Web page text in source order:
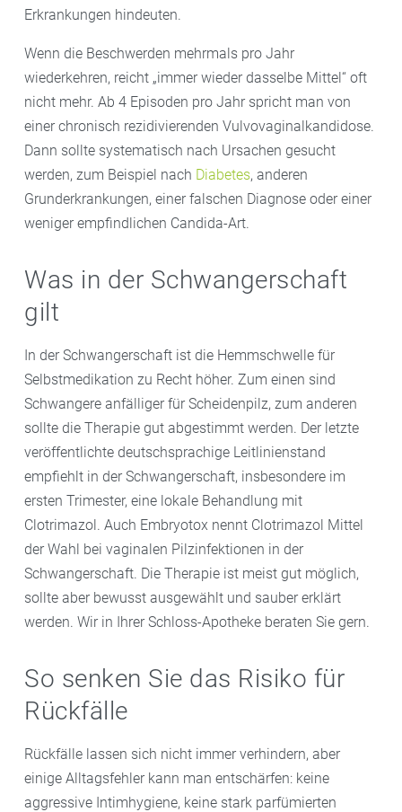
Erkrankungen hindeuten.
Wenn die Beschwerden mehrmals pro Jahr
wiederkehren, reicht „immer wieder dasselbe Mittel“ oft
nicht mehr. Ab 4 Episoden pro Jahr spricht man von
einer chronisch rezidivierenden Vulvovaginalkandidose.
Dann sollte systematisch nach Ursachen gesucht
werden, zum Beispiel nach Diabetes, anderen
Grunderkrankungen, einer falschen Diagnose oder einer
weniger empfindlichen Candida-Art.
Was in der Schwangerschaft
gilt
In der Schwangerschaft ist die Hemmschwelle für
Selbstmedikation zu Recht höher. Zum einen sind
Schwangere anfälliger für Scheidenpilz, zum anderen
sollte die Therapie gut abgestimmt werden. Der letzte
veröffentlichte deutschsprachige Leitlinienstand
empfiehlt in der Schwangerschaft, insbesondere im
ersten Trimester, eine lokale Behandlung mit
Clotrimazol. Auch Embryotox nennt Clotrimazol Mittel
der Wahl bei vaginalen Pilzinfektionen in der
Schwangerschaft. Die Therapie ist meist gut möglich,
sollte aber bewusst ausgewählt und sauber erklärt
werden. Wir in Ihrer Schloss-Apotheke beraten Sie gern.
So senken Sie das Risiko für
Rückfälle
Rückfälle lassen sich nicht immer verhindern, aber
einige Alltagsfehler kann man entschärfen: keine
aggressive Intimhygiene, keine stark parfümierten